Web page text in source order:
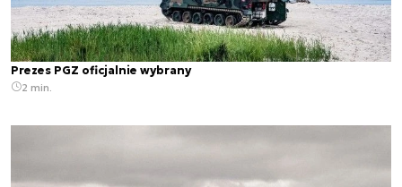
Prezes PGZ oficjalnie wybrany
2 min.